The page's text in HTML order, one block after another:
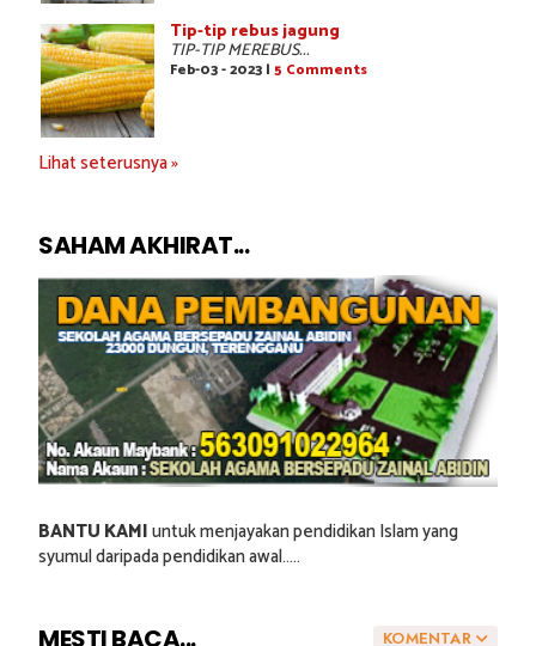
Tip-tip rebus jagung
TIP-TIP MEREBUS...
Feb-03 - 2023 | 5 Comments
Lihat seterusnya »
SAHAM AKHIRAT...
BANTU KAMIuntuk menjayakan pendidikan Islam yang
syumul daripada pendidikan awal.....
KOMENTAR
MESTI BACA...